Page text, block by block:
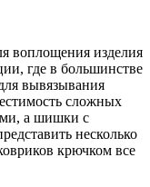
воплощения изделия
где в большинстве
вывязывания
сложных
а шишки с
несколько
крючком все